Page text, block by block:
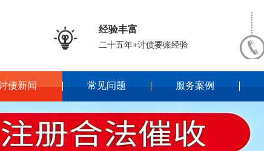
 经验丰富
二十五年+讨债要账经验
债新闻 常见问题 服务案例